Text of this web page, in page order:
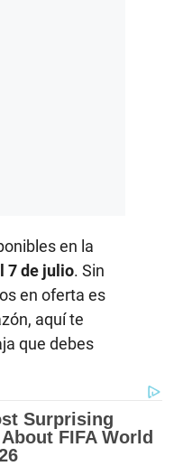
en la
7 de julio. Sin
en oferta es
aquí te
que debes